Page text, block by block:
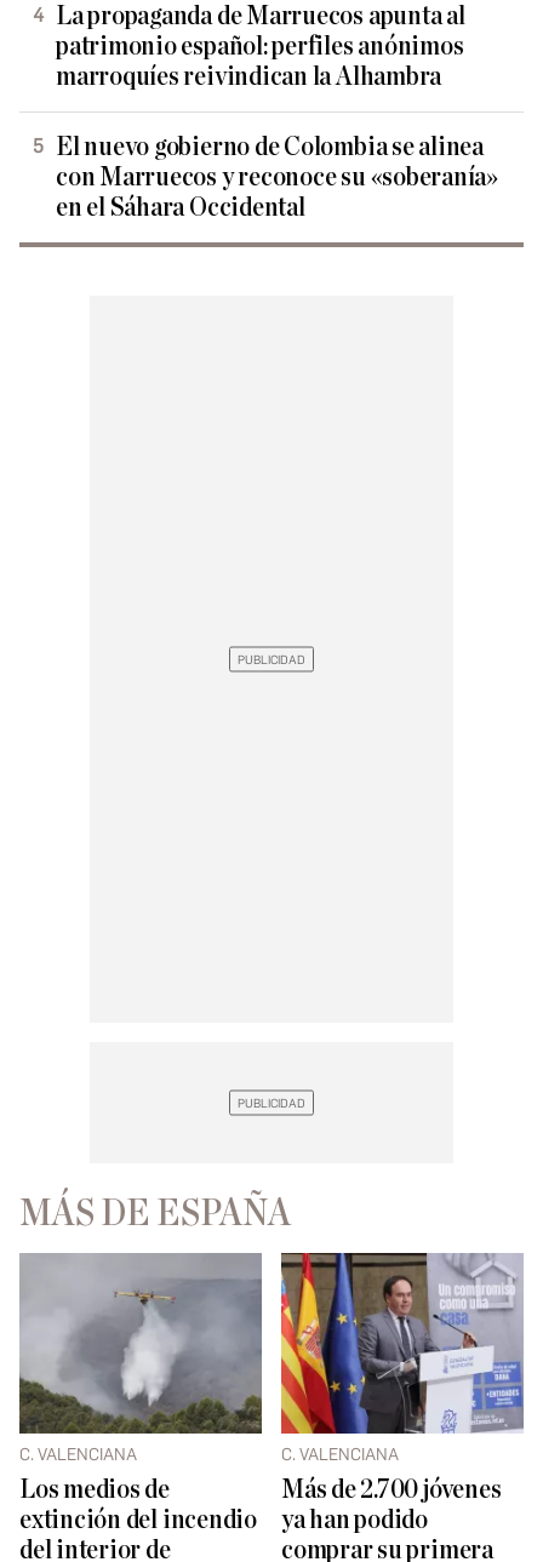
La propaganda de Marruecos apunta al
patrimonio español: perfiles anónimos
marroquíes reivindican la Alhambra
El nuevo gobierno de Colombia se alinea
con Marruecos y reconoce su «soberanía»
en el Sáhara Occidental
MÁS DE ESPAÑA
C. VALENCIANA
Los medios de
extinción del incendio
del interior de
C. VALENCIANA
Más de 2.700 jóvenes
ya han podido
comprar su primera